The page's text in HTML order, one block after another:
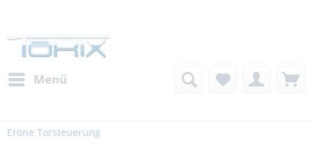
Menü
Erone Torsteuerung